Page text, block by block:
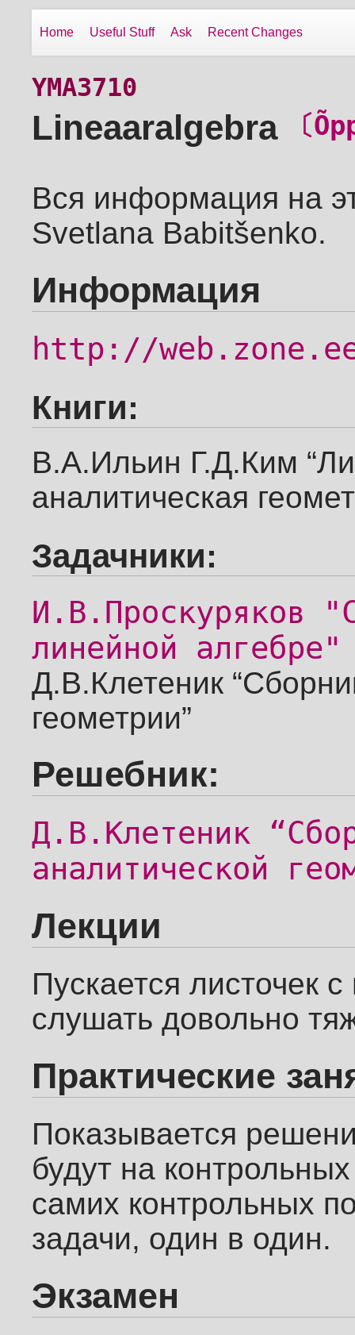
Home Useful Stuff Ask Recent Changes
YMA3710
Lineaaralgebra 〔
Вся информация на
Svetlana Babitšenko.
Информация
http://
Книги:
В.А.Ильин Г.Д.Ким
аналитическая
Задачники:
И.В.Проскуряков
линейной алгебре"
Д.В.Клетеник
геометрии”
Решебник:
Д.В.Клетеник
аналитической
Лекции
Пускается листочек
слушать довольно
Практические
Показывается
будут на
самих контрольных
задачи, один в один.
Экзамен